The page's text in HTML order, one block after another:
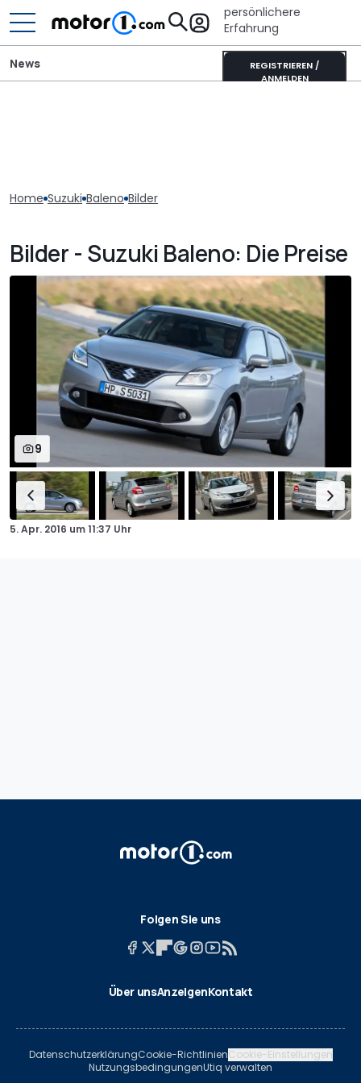
persönlichere
Erfahrung
REGISTRIEREN /
ANMELDEN
News
Home Suzuki Baleno Bilder
Bilder - Suzuki Baleno: Die Preise
9
5. Apr. 2016 um11:37 Uhr
Folgen Sie uns
Über unsAnzeigenKontakt
DatenschutzerklärungCookie-RichtlinienCookie-Einstellungen
NutzungsbedingungenUtiq verwalten